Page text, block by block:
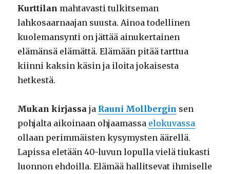
Kurttilan mahtavasti tulkitseman
lahkosaarnaajan suusta. Ainoa todellinen
kuolemansynti on jättää ainukertainen
elämänsä elämättä. Elämään pitää tarttua
kiinni kaksin käsin ja iloita jokaisesta
hetkestä.
Mukan kirjassa ja Rauni Mollbergin sen
pohjalta aikoinaan ohjaamassa elokuvassa
ollaan perimmäisten kysymysten äärellä.
Lapissa eletään 40-luvun lopulla vielä tiukasti
luonnon ehdoilla. Elämää hallitsevat ihmiselle